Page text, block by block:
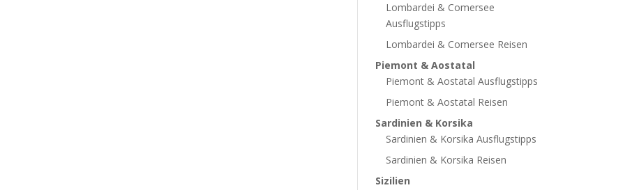
Lombardei & Comersee
Ausflugstipps
Lombardei & Comersee Reisen
Piemont & Aostatal
Piemont & Aostatal Ausflugstipps
Piemont & Aostatal Reisen
Sardinien & Korsika
Sardinien & Korsika Ausflugstipps
Sardinien & Korsika Reisen
Sizilien